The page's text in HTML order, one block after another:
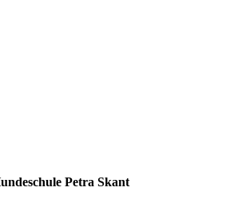
Petra Skant